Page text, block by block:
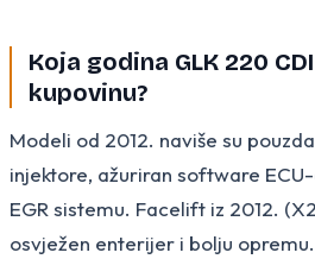
Koja godina GLK 220
kupovinu?
Modeli od 2012. naviše su
injektore, ažuriran software
EGR sistemu. Facelift iz 2012.
osvježen enterijer i bolju